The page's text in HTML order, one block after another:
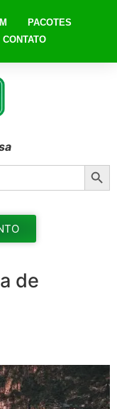
PACOTES
CONTATO
de